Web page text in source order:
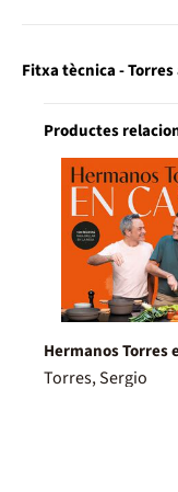
Fitxa tècnica -
Productes
Hermanos Torres
Torres, Sergio